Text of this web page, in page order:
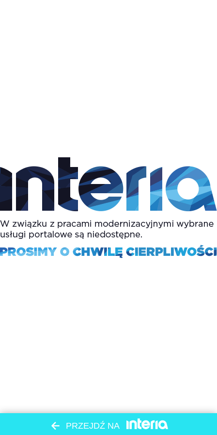
PRZEJDŹ NA